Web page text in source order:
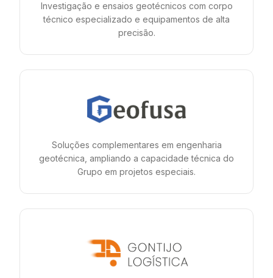
Investigação e ensaios geotécnicos com corpo
técnico especializado e equipamentos de alta
precisão.
Soluções complementares em engenharia
geotécnica, ampliando a capacidade técnica do
Grupo em projetos especiais.